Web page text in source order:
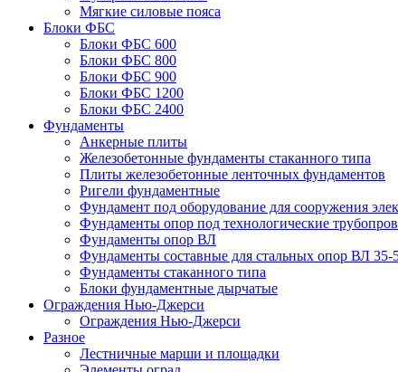
Мягкие силовые пояса
Блоки ФБС
Блоки ФБС 600
Блоки ФБС 800
Блоки ФБС 900
Блоки ФБС 1200
Блоки ФБС 2400
Фундаменты
Анкерные плиты
Железобетонные фундаменты стаканного типа
Плиты железобетонные ленточных фундаментов
Ригели фундаментные
Фундамент под оборудование для сооружения
Фундаменты опор под технологические
Фундаменты опор ВЛ
Фундаменты составные для стальных опор ВЛ 35-
Фундаменты стаканного типа
Блоки фундаментные дырчатые
Ограждения Нью-Джерси
Ограждения Нью-Джерси
Разное
Лестничные марши и площадки